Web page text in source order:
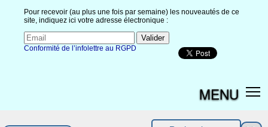
Pour recevoir (au plus une fois par semaine) les nouveautés de ce
site, indiquez ici votre adresse électronique :
Conformité de l’infolettre au RGPD
MENU